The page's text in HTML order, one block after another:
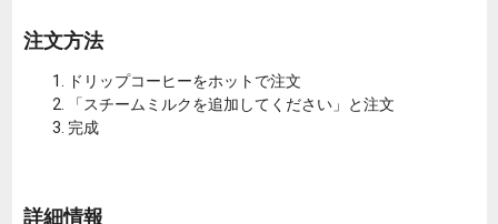
注文方法
ドリップコーヒーをホットで注文
「スチームミルクを追加してください」と注文
完成
詳細情報